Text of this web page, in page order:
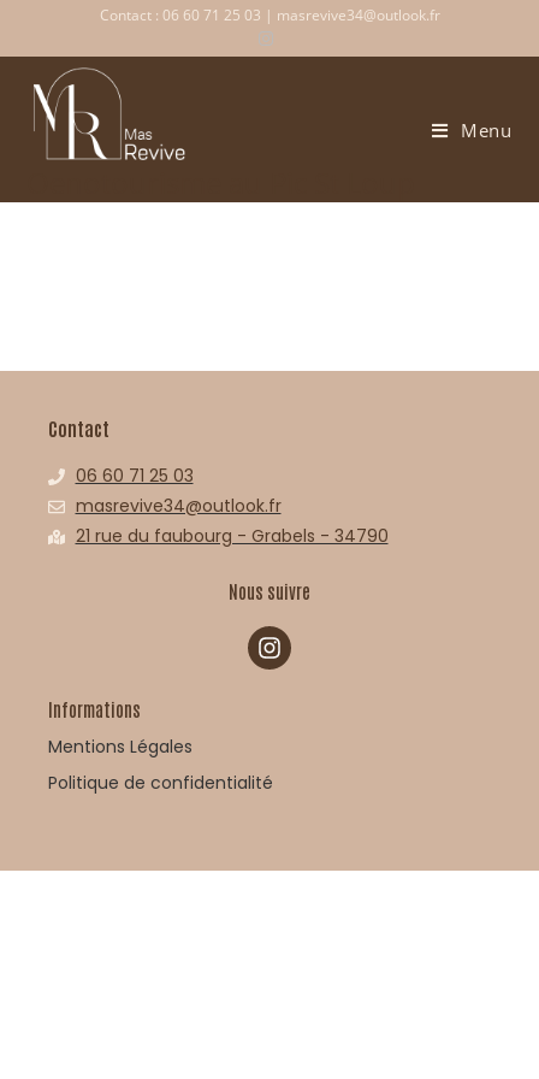
Contact : 06 60 71 25 03 | masrevive34@outlook.fr
Menu
Contact
06 60 71 25 03
masrevive34@outlook.fr
21 rue du faubourg - Grabels - 34790
Nous suivre
Informations
Mentions Légales
Politique de confidentialité